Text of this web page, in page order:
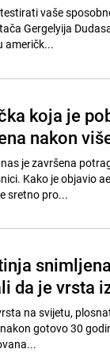
vaše
Gergelyija
američk...
koja je
nakon
je završena
Kako je objavio
sretno pro...
da je vrsta
na svijetu,
gotovo 30